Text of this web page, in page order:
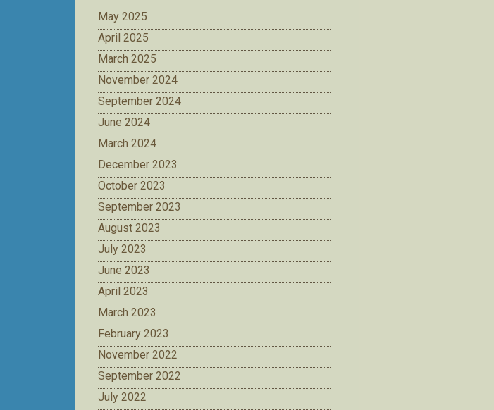
May 2025
April 2025
March 2025
November 2024
September 2024
June 2024
March 2024
December 2023
October 2023
September 2023
August 2023
July 2023
June 2023
April 2023
March 2023
February 2023
November 2022
September 2022
July 2022